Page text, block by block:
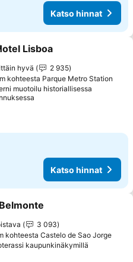
Katso hinnat
suosikkeihin
Lisboa
hyvä
2 935
kohteesta Parque Metro Station
muotoilu historiallisessa
Katso hinnat
suosikkeihin
3 093
kohteesta Castelo de Sao Jorge
kaupunkinäkymillä